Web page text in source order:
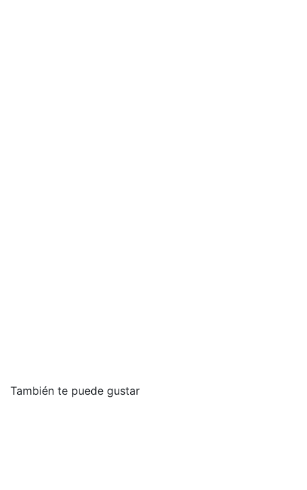
También te puede gustar